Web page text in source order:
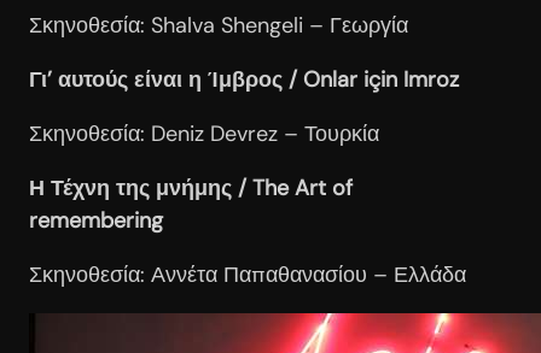
Σκηνοθεσία: Shalva Shengeli – Γεωργία
Γι’ αυτούς είναι η Ίμβρος / Onlar için Imroz
Σκηνοθεσία: Deniz Devrez – Τουρκία
Η Τέχνη της μνήμης / TheArt of
remembering
Σκηνοθεσία: Αννέτα Παπαθανασίου – Ελλάδα